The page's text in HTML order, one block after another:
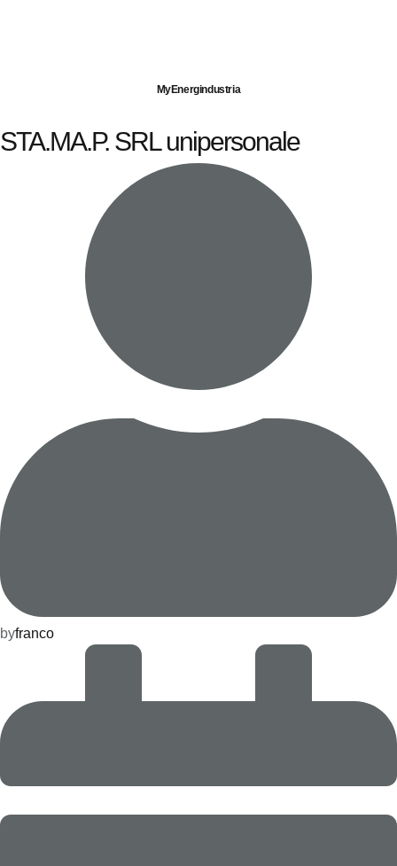
MyEnergindustria
STA.MA.P. SRL unipersonale
byfranco